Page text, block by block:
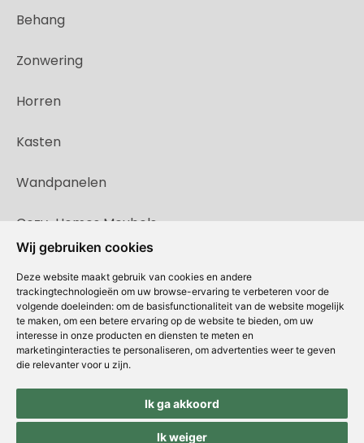
Wij gebruiken cookies
Deze website maakt gebruik van cookies en andere
trackingtechnologieën om uw browse-ervaring te verbeteren voor de
volgende doeleinden: om de basisfunctionaliteit van de website mogelijk
te maken, om een betere ervaring op de website te bieden, om uw
interesse in onze producten en diensten te meten en
marketinginteracties te personaliseren, om advertenties weer te geven
die relevanter voor u zijn.
Ik ga akkoord
Ik weiger
Behang
Zonwering
Horren
Kasten
Wandpanelen
Cozy-Homes Meubels
Copyright © Concepts & Companies BV. Alle rechten voorbehouden.